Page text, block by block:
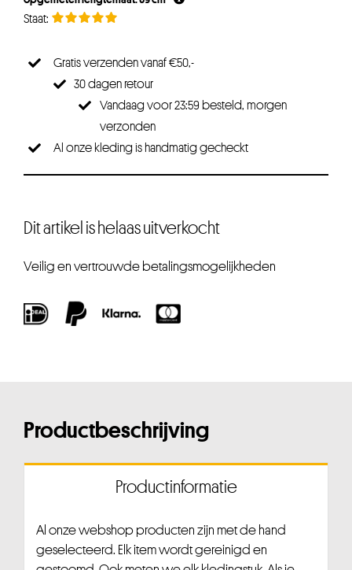
Gratis verzenden vanaf €50,-
30 dagen retour
Vandaag voor 23:59 besteld, morgen
verzonden
Al onze kleding is handmatig gecheckt
Dit artikel is helaas uitverkocht
Veilig en vertrouwde betalingsmogelijkheden
Productbeschrijving
Productinformatie
Al onze webshop producten zijn met de hand
geselecteerd. Elk item wordt gereinigd en